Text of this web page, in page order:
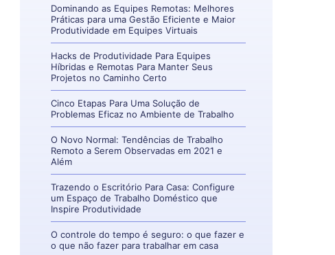
Dominando as Equipes Remotas: Melhores
Práticas para uma Gestão Eficiente e Maior
Produtividade em Equipes Virtuais
Hacks de Produtividade Para Equipes
Híbridas e Remotas Para Manter Seus
Projetos no Caminho Certo
Cinco Etapas Para Uma Solução de
Problemas Eficaz no Ambiente de Trabalho
O Novo Normal: Tendências de Trabalho
Remoto a Serem Observadas em 2021 e
Além
Trazendo o Escritório Para Casa: Configure
um Espaço de Trabalho Doméstico que
Inspire Produtividade
O controle do tempo é seguro: o que fazer e
o que não fazer para trabalhar em casa